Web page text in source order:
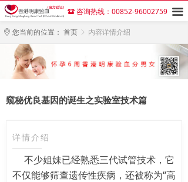
끀
뀰 咨询热线：00852-96002759
窥秘优良基因的诞生之实验室技术篇
详情介绍
不少姐妹已经熟悉三代试管技术，它
不仅能够筛查遗传性疾病，还被称为“高
ꀷ 您当前的位置： ꁕ 内容详情介绍
首页